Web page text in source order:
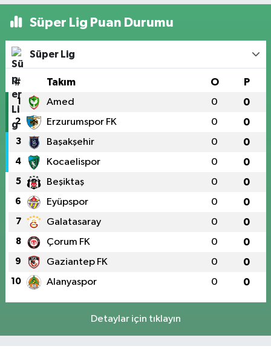
Süper Lig Puan Durumu
Süper Lig
# Takım O P
1 Amed 0 0
2 Erzurumspor FK 0 0
3 Başakşehir 0 0
4 Kocaelispor 0 0
5 Beşiktaş 0 0
6 Eyüpspor 0 0
7 Galatasaray 0 0
8 Çorum FK 0 0
9 Gaziantep FK 0 0
10 Alanyaspor 0 0
Detaylar için tıklayın